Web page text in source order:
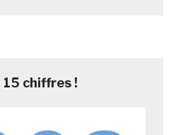
15 chiffres !